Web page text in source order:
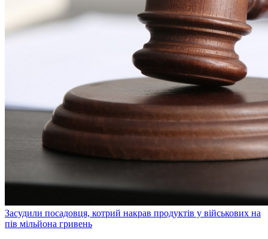
Засудили посадовця, котрий накрав продуктів у військових на
пів мільйона гривень